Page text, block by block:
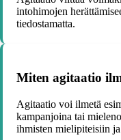
intohimojen
tiedostamatta.
Miten agitaatio
Agitaatio voi ilmetä
kampanjoina tai
ihmisten mielipiteisiin